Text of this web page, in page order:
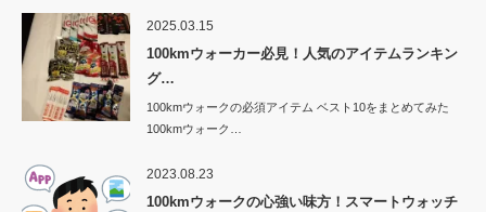
2025.03.15
100kmウォーカー必見！人気のアイテムランキン
グ…
100kmウォークの必須アイテム ベスト10をまとめてみた
100kmウォーク…
2023.08.23
100kmウォークの心強い味方！スマートウォッチ